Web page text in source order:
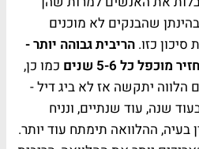
שהבנקים לא מוכנים
כזו. הריבית גבוהה יותר -
כל 5-6 שנים
כמו כן,
הלווה יתקשה אז לא ביג דיל -
שנה, עוד שנתיים, ונניח
ההלוואה תימתח עוד יותר.